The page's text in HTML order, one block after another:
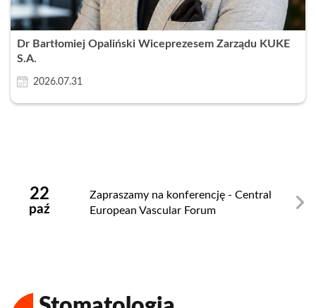
Dr Bartłomiej Opaliński Wiceprezesem Zarządu KUKE
S.A.
2026.07.31
22
paź
Zapraszamy na konferencję - Central
European Vascular Forum